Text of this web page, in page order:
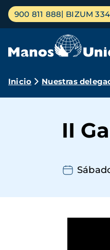
Pasar
contenido
Menú
principal
900 811 888 BIZUM
Ruta
Inicio Nuestras
II